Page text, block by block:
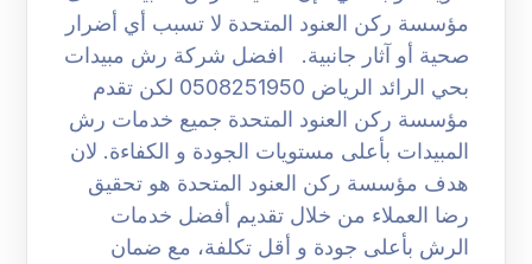
مؤسسة ركن العنود المتحدة لا تسبب أي أضرار
صحية أو آثار جانبية. افضل شركة رش مبيدات
بحي الرائد الرياض 0508251950 لكن تقدم
مؤسسة ركن العنود المتحدة جميع خدمات رش
المبيدات بأعلى مستويات الجودة و الكفاءة. لان
هدف مؤسسة ركن العنود المتحدة هو تحقيق
رضا العملاء من خلال تقديم أفضل خدمات
الرش بأعلى جودة و أقل تكلفة، مع ضمان